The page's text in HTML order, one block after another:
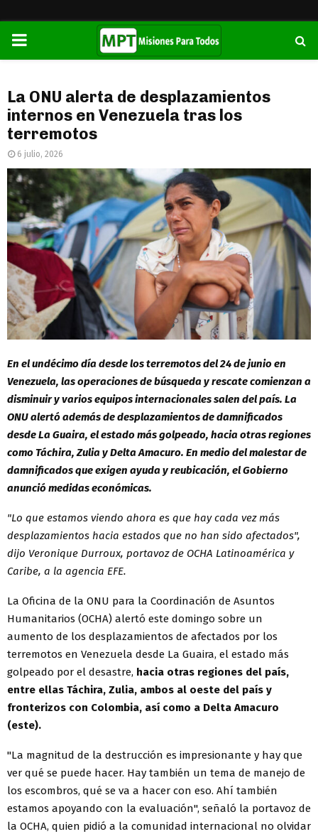
PRIMARY
La ONU alerta de desplazamientos
internos en Venezuela tras los
terremotos
6 julio, 2026
En el undécimo día desde los terremotos del 24 de junio en
Venezuela, las operaciones de búsqueda y rescate comienzan a
disminuir y varios equipos internacionales salen del país. La
ONU alertó además de desplazamientos de damnificados
desde La Guaira, el estado más golpeado, hacia otras regiones
como Táchira, Zulia y Delta Amacuro. En medio del malestar de
damnificados que exigen ayuda y reubicación, el Gobierno
anunció medidas económicas.
"Lo que estamos viendo ahora es que hay cada vez más
desplazamientos hacia estados que no han sido afectados",
dijo Veronique Durroux, portavoz de OCHA Latinoamérica y
Caribe, a la agencia EFE.
La Oficina de la ONU para la Coordinación de Asuntos
Humanitarios (OCHA) alertó este domingo sobre un
aumento de los desplazamientos de afectados por los
terremotos en Venezuela desde La Guaira, el estado más
golpeado por el desastre, hacia otras regiones del país,
entre ellas Táchira, Zulia, ambos al oeste del país y
fronterizos con Colombia, así como a Delta Amacuro
(este).
"La magnitud de la destrucción es impresionante y hay que
ver qué se puede hacer. Hay también un tema de manejo de
los escombros, qué se va a hacer con eso. Ahí también
estamos apoyando con la evaluación", señaló la portavoz de
la OCHA, quien pidió a la comunidad internacional no olvidar